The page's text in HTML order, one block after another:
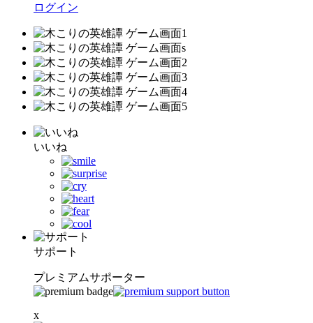
ログイン
いいね
サポート
プレミアムサポーター
x